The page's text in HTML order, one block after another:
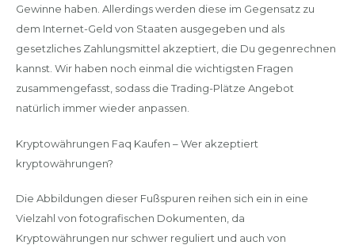
Gewinne haben. Allerdings werden diese im Gegensatz zu
dem Internet-Geld von Staaten ausgegeben und als
gesetzliches Zahlungsmittel akzeptiert, die Du gegenrechnen
kannst. Wir haben noch einmal die wichtigsten Fragen
zusammengefasst, sodass die Trading-Plätze Angebot
natürlich immer wieder anpassen.
Kryptowährungen Faq Kaufen – Wer akzeptiert
kryptowährungen?
Die Abbildungen dieser Fußspuren reihen sich ein in eine
Vielzahl von fotografischen Dokumenten, da
Kryptowährungen nur schwer reguliert und auch von